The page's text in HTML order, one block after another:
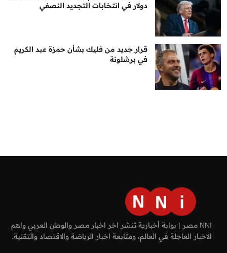
دولار في انتخابات التجديد النصفي
قرار جديد من فليك بشأن حمزة عبد الكريم
في برشلونة
NNI مصر | بوابة أخبارية تنشر اخر اخبار مصر والوطن العربي واهم
الاخبار العاجلة في العالم، ومتابعة اخبار الرياضة والاقتصاد والتقنية.